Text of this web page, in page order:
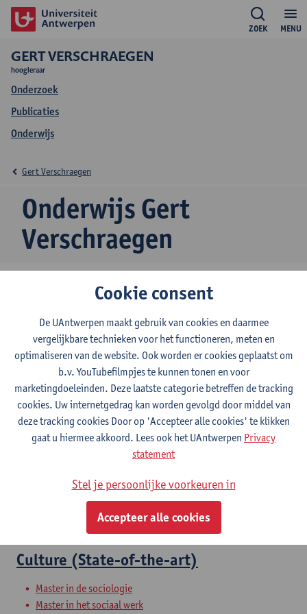
MENU
ZOEK
GERT VERSCHRAEGEN
hoogleraar
Onderzoek
Publicaties
Onderwijs
Onderwijs Gert
Verschraegen
Gert Verschraegen
Sociological Theory
Bachelor of Social-Economic Sciences
Faculty of Social Sciences: overview of courses in English
Hedendaagse sociologische theorie
Bachelor in de communicatiewetenschappen
Bachelor in de sociaal-economische wetenschappen
Voorbereidingsprogramma sociologie
Culture (State-of-the-art)
Master in de sociologie
Master in het sociaal werk
Cookie consent
De UAntwerpen maakt gebruik van cookies en daarmee
vergelijkbare technieken voor het functioneren, meten en
optimaliseren van de website. Ook worden er cookies geplaatst om
b.v. YouTubefilmpjes te kunnen tonen en voor
marketingdoeleinden. Deze laatste categorie betreffen de tracking
cookies. Uw internetgedrag kan worden gevolgd door middel van
deze tracking cookies Door op 'Accepteer alle cookies' te klikken
gaat u hiermee akkoord. Lees ook het UAntwerpen Privacy
statement
Stel je persoonlijke voorkeuren in
Accepteer alle cookies